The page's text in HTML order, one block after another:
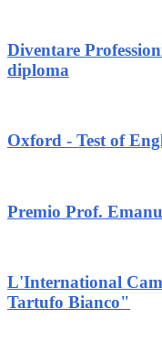
Diventare
diploma
Oxford - Test of
Premio Prof.
L'International
Tartufo Bianco"